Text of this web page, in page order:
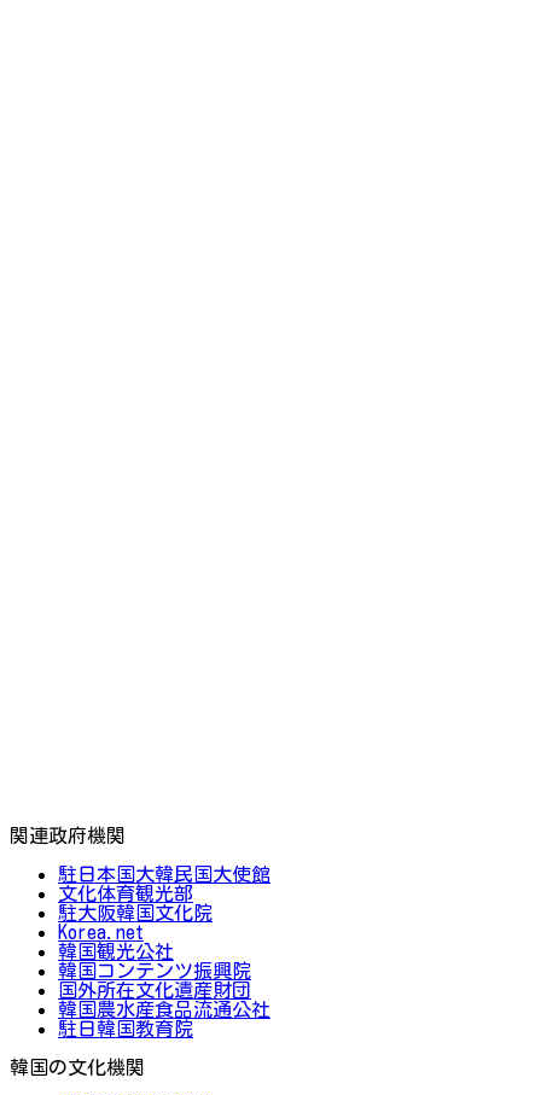
関連政府機関
駐日本国大韓民国大使館
文化体育観光部
駐大阪韓国文化院
Korea.net
韓国観光公社
韓国コンテンツ振興院
国外所在文化遺産財団
韓国農水産食品流通公社
駐日韓国教育院
韓国の文化機関